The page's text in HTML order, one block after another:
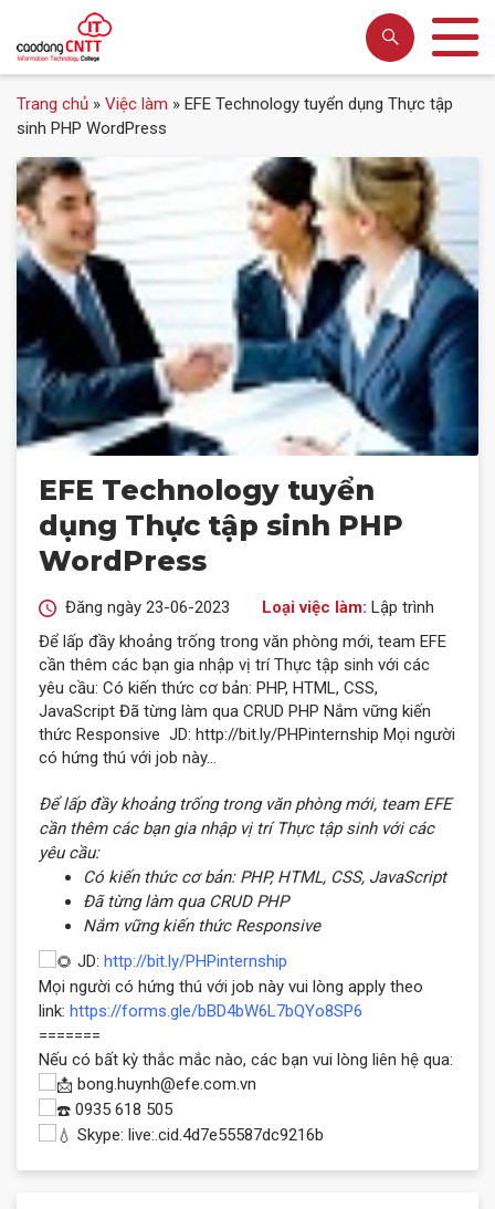
Trang chủ » Việc làm » EFE Technology tuyển dụng Thực tập
sinh PHP WordPress
EFE Technology tuyển
dụng Thực tập sinh PHP
WordPress
Đăng ngày 23-06-2023 Loại việc làm: Lập trình
Để lấp đầy khoảng trống trong văn phòng mới, team EFE
cần thêm các bạn gia nhập vị trí Thực tập sinh với các
yêu cầu: Có kiến thức cơ bản: PHP, HTML, CSS,
JavaScript Đã từng làm qua CRUD PHP Nắm vững kiến
thức Responsive JD: http://bit.ly/PHPinternship Mọi người
có hứng thú với job này…
Để lấp đầy khoảng trống trong văn phòng mới, team EFE
cần thêm các bạn gia nhập vị trí Thực tập sinh với các
yêu cầu:
Có kiến thức cơ bản: PHP, HTML, CSS, JavaScript
Đã từng làm qua CRUD PHP
Nắm vững kiến thức Responsive
JD: http://bit.ly/PHPinternship
Mọi người có hứng thú với job này vui lòng apply theo
link: https://forms.gle/bBD4bW6L7bQYo8SP6
=======
Nếu có bất kỳ thắc mắc nào, các bạn vui lòng liên hệ qua:
bong.huynh@efe.com.vn
0935 618 505
Skype: live:.cid.4d7e55587dc9216b